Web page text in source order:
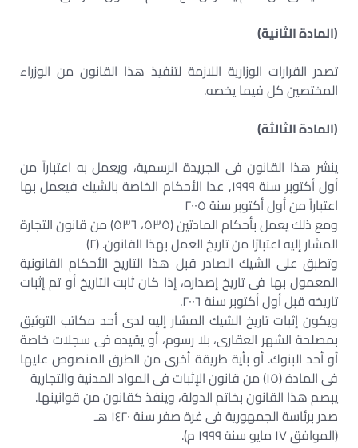
(المادة الثانية)
تصدر القرارات الوزارية اللازمة لتنفيذ هذا القانون من الوزراء
المختصين كل فيما يخصه.
(المادة الثالثة)
ينشر هذا القانون فى الجريدة الرسمية، ويعمل به اعتباراً من
أول أكتوبر سنة ١٩٩٩, عدا الأحكام الخاصة بالشيك فيعمل بها
اعتباراً من أول أكتوبر سنة ٢٠٠٥
ومع ذلك يعمل بأحكام المادتين (٥٣٥، ٥٣٦) من قانون التجارة
المشار إليه اعتبارًا من تاريخ العمل بهذا القانون. (٢)
وتطبق على الشيك الصادر قبل هذا التاريخ الأحكام القانونية
المعمول بها فى تاريخ إصداره، إذا كان ثابت التاريخ أو تم إثبات
تاريخه قبل أول أكتوبر سنة ٢٠٠٦.
ويكون إثبات تاريخ الشيك المشار إليه لدى أحد مكاتب التوثيق
بمصلحة الشهر العقارى، بلا رسوم، أو يقيده فى سجلات خاصة
أو أحد البنوك. أو بأية طريقة أخرى من الطرق المنصوص عليها
فى المادة (١٥) من قانون الإثبات فى المواد المدنية والتجارية
يبصم هذا القانون بخاتم الدولة، وينفذ كقانون من قوانينها.
صدر برئاسة الجمهورية فى غرة صفر سنة ١٤٢٠ هـ
(الموافق ١٧ مايو سنة ١٩٩٩ م).